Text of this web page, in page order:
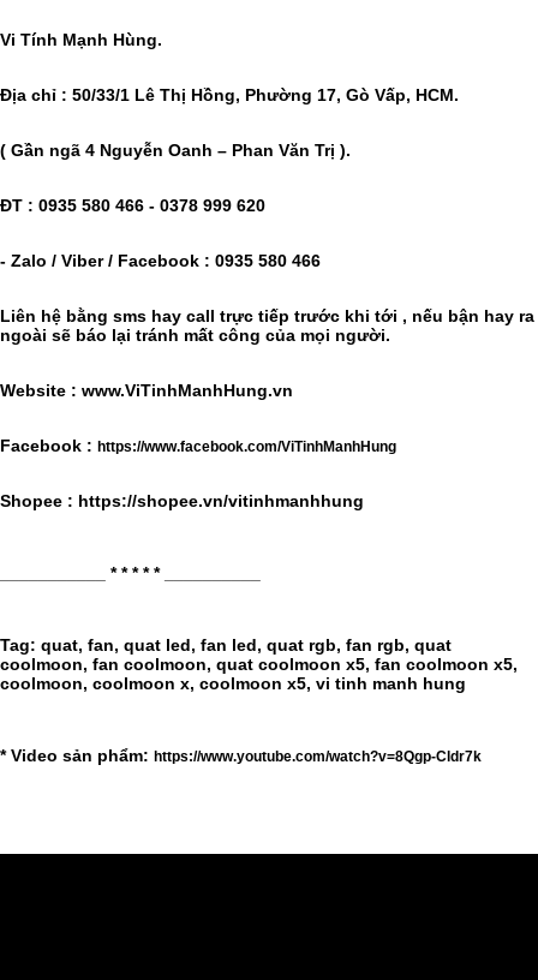
Vi Tính Mạnh Hùng.
Địa chỉ : 50/33/1 Lê Thị Hồng, Phường 17, Gò Vấp, HCM.
( Gần ngã 4 Nguyễn Oanh – Phan Văn Trị ).
ĐT : 0935 580 466 - 0378 999 620
- Zalo / Viber / Facebook : 0935 580 466
Liên hệ bằng sms hay call trực tiếp trước khi tới , nếu bận hay ra
ngoài sẽ báo lại tránh mất công của mọi người.
Website : www.ViTinhManhHung.vn
Facebook : https://www.facebook.com/ViTinhManhHung
Shopee : https://shopee.vn/vitinhmanhhung
___________ * * * * * __________
Tag: quat, fan, quat led, fan led, quat rgb, fan rgb, quat
coolmoon, fan coolmoon, quat coolmoon x5, fan coolmoon x5,
coolmoon, coolmoon x, coolmoon x5, vi tinh manh hung
* Video sản phẩm: https://www.youtube.com/watch?v=8Qgp-Cldr7k